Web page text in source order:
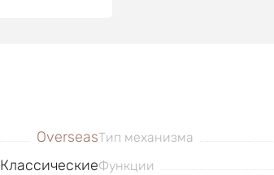
Overseas
Классические
Тип механизма
Функции